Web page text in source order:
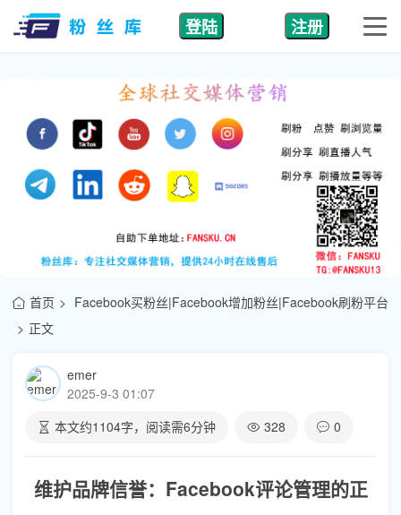
登陆 注册
首页
Facebook买粉丝|Facebook增加粉丝|Facebook刷粉平台
正文
emer
2025-9-3 01:07
本文约1104字，阅读需6分钟 328 0
维护品牌信誉：Facebook评论管理的正